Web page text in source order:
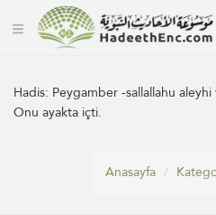
Hadis: Peygamber -sallallahu
Onu ayakta içti.
Anasayfa